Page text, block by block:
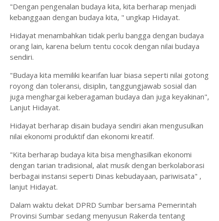
"Dengan pengenalan budaya kita, kita berharap menjadi
kebanggaan dengan budaya kita, " ungkap Hidayat.
Hidayat menambahkan tidak perlu bangga dengan budaya
orang lain, karena belum tentu cocok dengan nilai budaya
sendiri.
"Budaya kita memiliki kearifan luar biasa seperti nilai gotong
royong dan toleransi, disiplin, tanggungjawab sosial dan
juga menghargai keberagaman budaya dan juga keyakinan",
Lanjut Hidayat.
Hidayat berharap disain budaya sendiri akan mengusulkan
nilai ekonomi produktif dan ekonomi kreatif.
"Kita berharap budaya kita bisa menghasilkan ekonomi
dengan tarian tradisional, alat musik dengan berkolaborasi
berbagai instansi seperti Dinas kebudayaan, pariwisata" ,
lanjut Hidayat.
Dalam waktu dekat DPRD Sumbar bersama Pemerintah
Provinsi Sumbar sedang menyusun Rakerda tentang